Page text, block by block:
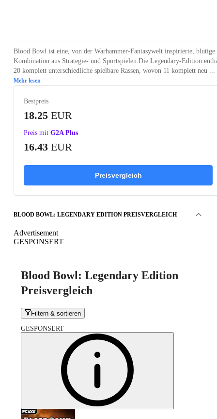
Blood Bowl ist eine, von der Warhammer-Fantasywelt inspirierte, blutige
Kombination aus Strategie- und Sportspielen.Die Legendary-Edition
20 komplett unterschiedliche spielbare Rassen, wovon 11 komplett neu ...
Mehr lesen
Bestpreis
18.25 EUR
Preis mit G2A Plus
16.43 EUR
Preisvergleich
BLOOD BOWL: LEGENDARY EDITION PREISVERGLEICH
Advertisement
GESPONSERT
Blood Bowl: Legendary Edition
Preisvergleich
Filtern & sortieren
GESPONSERT